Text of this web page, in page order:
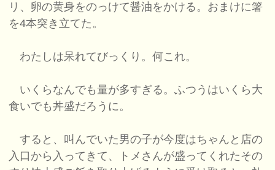
リ、卵の黄身をのっけて醤油をかける。おまけに箸
を4本突き立てた。
わたしは呆れてびっくり。何これ。
いくらなんでも量が多すぎる。ふつうはいくら大
食いでも丼盛だろうに。
すると、叫んでいた男の子が今度はちゃんと店の
入口から入ってきて、トメさんが盛ってくれたその